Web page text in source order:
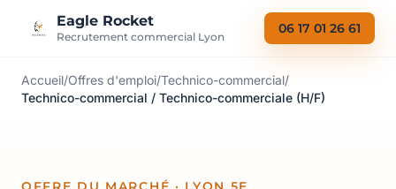
Eagle Rocket
Recrutement commercial Lyon
06 17 01 26 61
Accueil/Offres d'emploi/Technico-commercial/
Technico-commercial / Technico-commerciale (H/F)